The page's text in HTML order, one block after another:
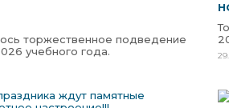
торжественное подведение
учебного года.